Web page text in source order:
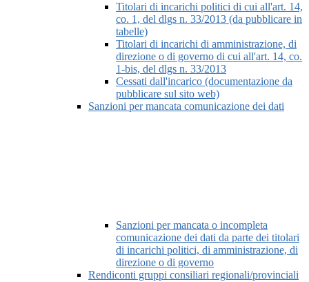
Titolari di incarichi politici di cui all'art. 14,
co. 1, del dlgs n. 33/2013 (da pubblicare in
tabelle)
Titolari di incarichi di amministrazione, di
direzione o di governo di cui all'art. 14, co.
1-bis, del dlgs n. 33/2013
Cessati dall'incarico (documentazione da
pubblicare sul sito web)
Sanzioni per mancata comunicazione dei dati
Sanzioni per mancata o incompleta
comunicazione dei dati da parte dei titolari
di incarichi politici, di amministrazione, di
direzione o di governo
Rendiconti gruppi consiliari regionali/provinciali